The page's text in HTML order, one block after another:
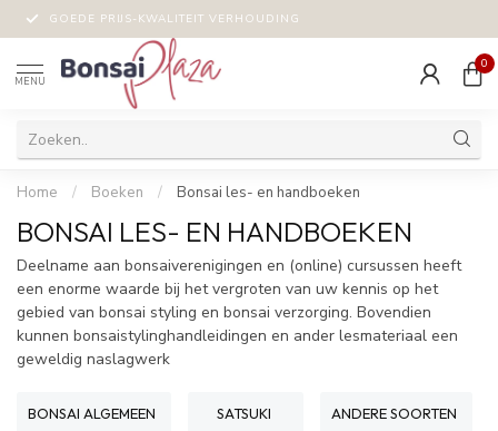
GOEDE PRIJS-KWALITEIT VERHOUDING
MENU
0
Home / Boeken / Bonsai les- en handboeken
BONSAI LES- EN HANDBOEKEN
Deelname aan bonsaiverenigingen en (online) cursussen heeft
een enorme waarde bij het vergroten van uw kennis op het
gebied van bonsai styling en bonsai verzorging. Bovendien
kunnen bonsaistylinghandleidingen en ander lesmateriaal een
geweldig naslagwerk
BONSAI ALGEMEEN SATSUKI ANDERE SOORTEN